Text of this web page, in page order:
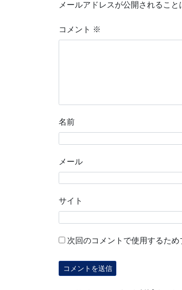
メールアドレスが公開されること
コメント ※
名前
メール
サイト
次回のコメントで使用するた